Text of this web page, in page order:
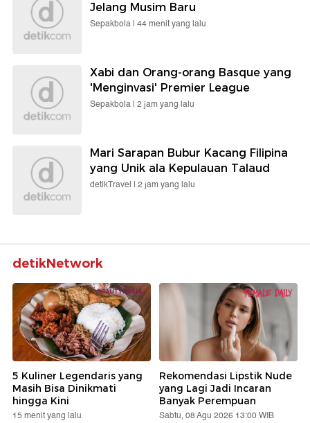
Jelang Musim Baru
Sepakbola | 44 menit yang lalu
Xabi dan Orang-orang Basque yang
'Menginvasi' Premier League
Sepakbola | 2 jam yang lalu
Mari Sarapan Bubur Kacang Filipina
yang Unik ala Kepulauan Talaud
detikTravel | 2 jam yang lalu
detikNetwork
5 Kuliner Legendaris yang
Masih Bisa Dinikmati
hingga Kini
15 menit yang lalu
Rekomendasi Lipstik Nude
yang Lagi Jadi Incaran
Banyak Perempuan
Sabtu, 08 Agu 2026 13:00 WIB